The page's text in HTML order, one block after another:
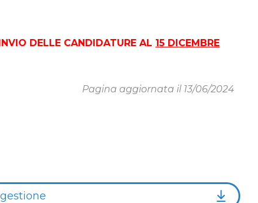
DELLE CANDIDATURE AL 15 DICEMBRE
Pagina aggiornata il 13/06/2024